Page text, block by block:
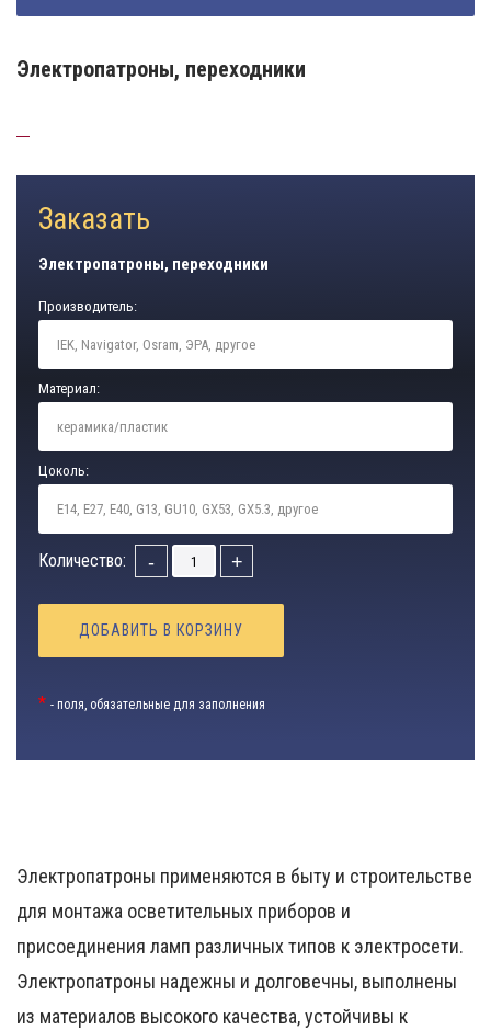
Электропатроны, переходники
Заказать
Электропатроны, переходники
Производитель:
Материал:
Цоколь:
Количество: - +
ДОБАВИТЬ В КОРЗИНУ
* - поля, обязательные для заполнения
Электропатроны применяются в быту и строительстве
для монтажа осветительных приборов и
присоединения ламп различных типов к электросети.
Электропатроны надежны и долговечны, выполнены
из материалов высокого качества, устойчивы к